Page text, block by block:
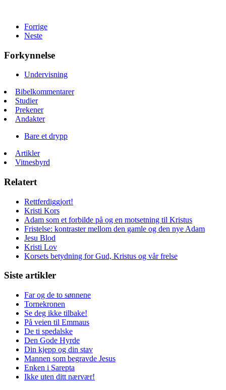
Forrige
Neste
Forkynnelse
Undervisning
Bibelkommentarer
Studier
Prekener
Andakter
Bare et drypp
Artikler
Vitnesbyrd
Relatert
Rettferdiggjort!
Kristi Kors
Adam som et forbilde på og en motsetning til Kristus
Fristelse: kontraster mellom den gamle og den nye Adam
Jesu Blod
Kristi Lov
Korsets betydning for Gud, Kristus og vår frelse
Siste artikler
Far og de to sønnene
Tornekronen
Se deg ikke tilbake!
På veien til Emmaus
De ti spedalske
Den Gode Hyrde
Din kjepp og din stav
Mannen som begravde Jesus
Enken i Sarepta
Ikke uten ditt nærvær!